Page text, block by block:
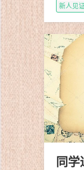
新人见
同学